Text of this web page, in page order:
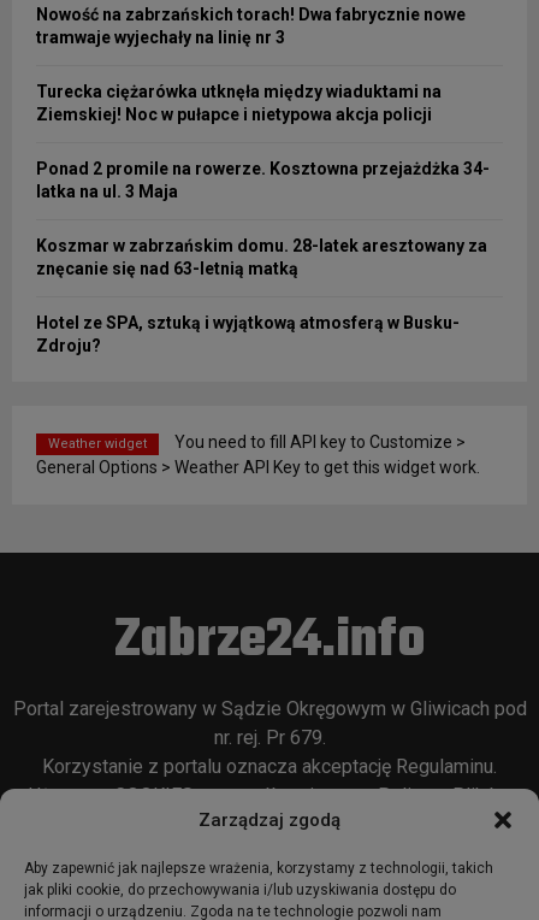
Zarządzaj zgodą
Aby zapewnić jak najlepsze wrażenia, korzystamy z technologii, takich
jak pliki cookie, do przechowywania i/lub uzyskiwania dostępu do
informacji o urządzeniu. Zgoda na te technologie pozwoli nam
Nowość na zabrzańskich torach! Dwa fabrycznie nowe
tramwaje wyjechały na linię nr 3
Turecka ciężarówka utknęła między wiaduktami na
Ziemskiej! Noc w pułapce i nietypowa akcja policji
Ponad 2 promile na rowerze. Kosztowna przejażdżka 34-
latka na ul. 3 Maja
Koszmar w zabrzańskim domu. 28-latek aresztowany za
znęcanie się nad 63-letnią matką
Hotel ze SPA, sztuką i wyjątkową atmosferą w Busku-
Zdroju?
Weather widget
You need to fill API key to Customize >
General Options > Weather API Key to get this widget work.
Zabrze24.info
Portal zarejestrowany w Sądzie Okręgowym w Gliwicach pod
nr. rej. Pr 679.
Korzystanie z portalu oznacza akceptację Regulaminu
Używamy COOKIES w sposób opisany wPolityce Plików
Cookie